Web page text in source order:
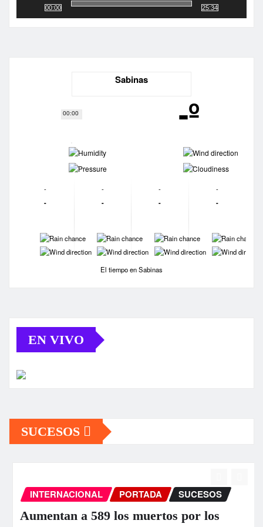
00:00
00:00
25:34
Sabinas
-º
-
-
-
-
-
-
-
-
-
-
-
-
-
-
-
-
-
-
-
-
El tiempo en Sabinas
EN VIVO
SUCESOS
INTERNACIONAL PORTADA SUCESOS
Aumentan a 589 los muertos por los